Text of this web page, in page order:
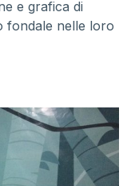
e grafica di
fondale nelle loro